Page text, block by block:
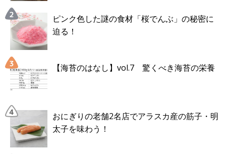
ピンク色した謎の食材「桜でんぶ」の秘密に
迫る！
【海苔のはなし】vol.7 驚くべき海苔の栄養
おにぎりの老舗2名店でアラスカ産の筋子・明
太子を味わう！